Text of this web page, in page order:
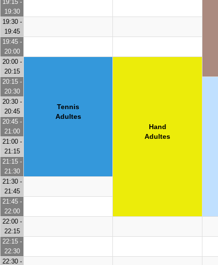
19:15 -
19:30
19:30 -
19:45
19:45 -
20:00
20:00 -
20:15
Tennis
Adultes
Hand
Adultes
20:15 -
20:30
20:30 -
20:45
20:45 -
21:00
21:00 -
21:15
21:15 -
21:30
21:30 -
21:45
21:45 -
22:00
22:00 -
22:15
22:15 -
22:30
22:30 -